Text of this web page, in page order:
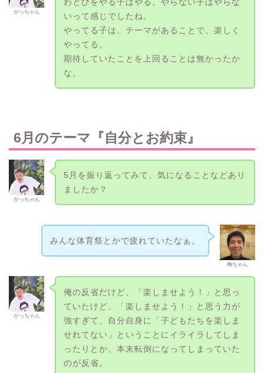
がっちゃん
わとびをやる子はやる。やらない子はやらな
いって感じでしたね。
やってる子は、テーマがあることで、楽しく
やってる。
期待していたことを上回ることは無かったか
な。
6月のテーマ『自分とお約束』
がっちゃん
5月を振り返ってみて、気になることなどあり
ましたか？
梅ちゃん
みんな体育祭とかで疲れていたなぁ。
がっちゃん
俺の反省だけど、「楽しませよう！」と思っ
ていたけど、「楽しませよう！」と思う力が
強すぎて、自分自身に「子どもたちを楽しま
せれてない」ということにイライラしてしま
ったりとか、本末転倒になってしまっていた
のが反省。